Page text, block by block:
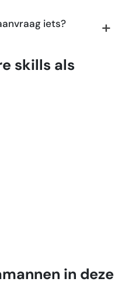
iets?
skills als
in deze